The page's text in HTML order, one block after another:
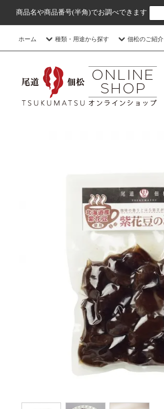
商品名や商品番号(半角)でお調べできます
ホーム 種類・用途から探す 佃松のご紹介